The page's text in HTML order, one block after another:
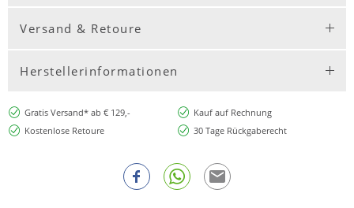
Versand & Retoure
Herstellerinformationen
Gratis Versand* ab € 129,-
Kauf auf Rechnung
Kostenlose Retoure
30 Tage Rückgaberecht